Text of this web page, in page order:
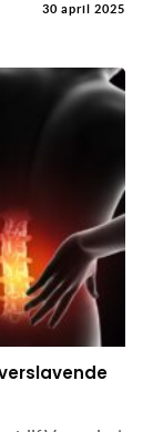
30 april 2025